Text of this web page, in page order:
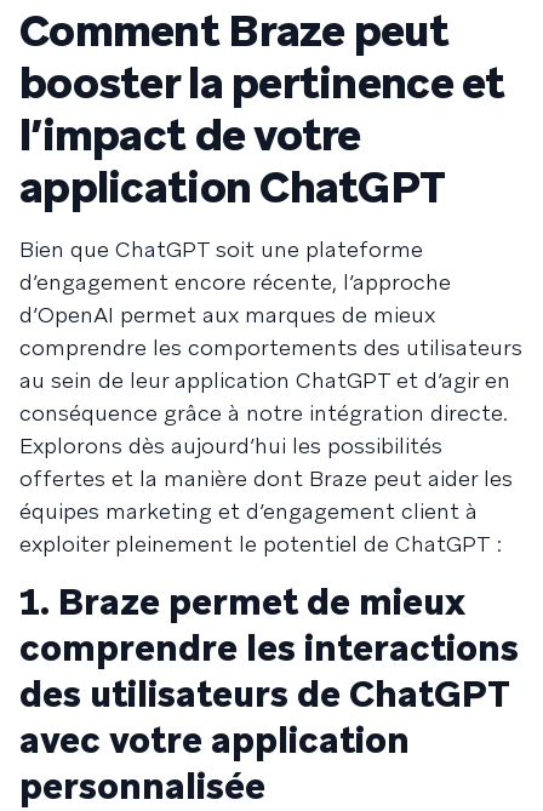
Comment Braze peut
booster la pertinence et
l’impact de votre
application ChatGPT
Bien que ChatGPT soit une plateforme
d’engagement encore récente, l’approche
d’OpenAI permet aux marques de mieux
comprendre les comportements des utilisateurs
au sein de leur application ChatGPT et d’agir en
conséquence grâce à notre intégration directe.
Explorons dès aujourd’hui les possibilités
offertes et la manière dont Braze peut aider les
équipes marketing et d’engagement client à
exploiter pleinement le potentiel de ChatGPT :
1. Braze permet de mieux
comprendre les interactions
des utilisateurs de ChatGPT
avec votre application
personnalisée